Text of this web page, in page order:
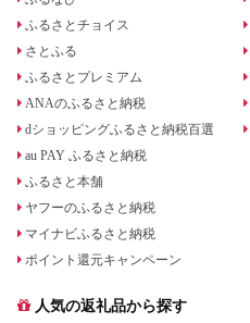
ふるさとチョイス
さとふる
ふるさとプレミアム
ANAのふるさと納税
dショッピングふるさと納税百選
au PAY ふるさと納税
ふるさと本舗
ヤフーのふるさと納税
マイナビふるさと納税
ポイント還元キャンペーン
人気の返礼品から探す